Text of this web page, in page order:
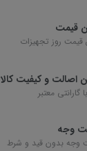
قیمت
قیمت روز تجهیزات
اصالت و کیفیت کالا
گارانتی معتبر
وجه
وجه بدون قید و شرط